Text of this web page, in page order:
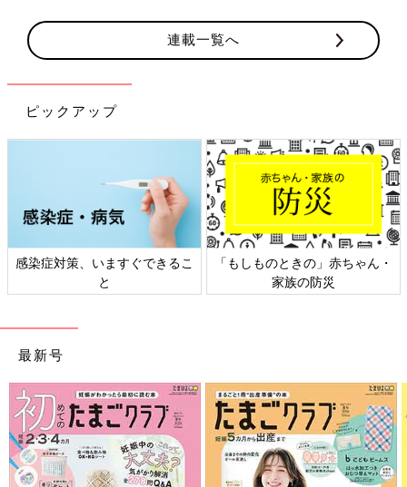
連載一覧へ
ピックアップ
・
日本外来小児科学会リーフレッ
ト検討会
六星占術 細木かおりさんの人
相談
最新号